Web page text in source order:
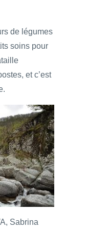
de légumes
soins pour
et c’est
Sabrina